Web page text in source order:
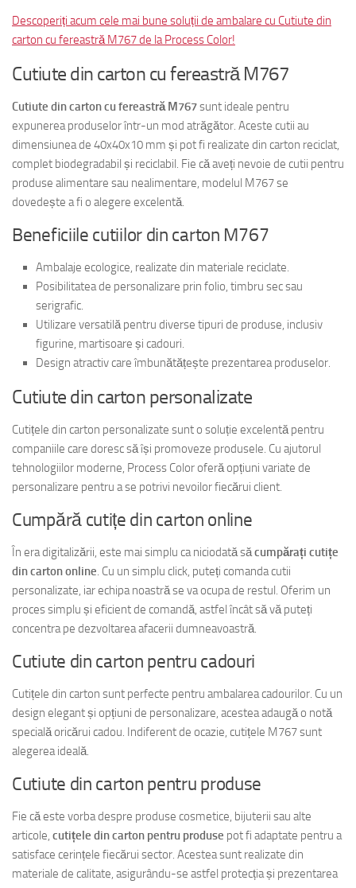
Descoperiți acum cele mai bune soluții de ambalare cu Cutiute din
carton cu fereastră M767 de la Process Color!
Cutiute din carton cu fereastră M767
Cutiute din carton cu fereastră M767sunt ideale pentru
expunerea produselor într-un mod atrăgător. Aceste cutii au
dimensiunea de 40x40x10 mm și pot fi realizate din carton reciclat,
complet biodegradabil și reciclabil. Fie că aveți nevoie de cutii pentru
produse alimentare sau nealimentare, modelul M767 se
dovedește a fi o alegere excelentă.
Beneficiile cutiilor din carton M767
Ambalaje ecologice, realizate din materiale reciclate.
Posibilitatea de personalizare prin folio, timbru sec sau
serigrafic.
Utilizare versatilă pentru diverse tipuri de produse, inclusiv
figurine, martisoare și cadouri.
Design atractiv care îmbunătățește prezentarea produselor.
Cutiute din carton personalizate
Cutițele din carton personalizate sunt o soluție excelentă pentru
companiile care doresc să își promoveze produsele. Cu ajutorul
tehnologiilor moderne, Process Color oferă opțiuni variate de
personalizare pentru a se potrivi nevoilor fiecărui client.
Cumpără cutițe din carton online
În era digitalizării, este mai simplu ca niciodată săcumpărați cutițe
din carton online. Cu un simplu click, puteți comanda cutii
personalizate, iar echipa noastră se va ocupa de restul. Oferim un
proces simplu și eficient de comandă, astfel încât să vă puteți
concentra pe dezvoltarea afacerii dumneavoastră.
Cutiute din carton pentru cadouri
Cutițele din carton sunt perfecte pentru ambalarea cadourilor. Cu un
design elegant și opțiuni de personalizare, acestea adaugă o notă
specială oricărui cadou. Indiferent de ocazie, cutițele M767 sunt
alegerea ideală.
Cutiute din carton pentru produse
Fie că este vorba despre produse cosmetice, bijuterii sau alte
articole, cutițele din carton pentru produse pot fi adaptate pentru a
satisface cerințele fiecărui sector. Acestea sunt realizate din
materiale de calitate, asigurându-se astfel protecția și prezentarea